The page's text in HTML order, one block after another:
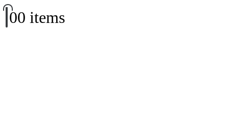
00 items